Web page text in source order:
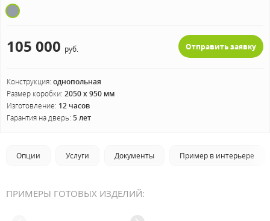
105 000 руб. Отправить заявку
Конструкция: однопольная
Размер коробки: 2050 х 950 мм
Изготовление: 12 часов
Гарантия на дверь: 5 лет
Опции Услуги Документы Пример в интерьере
ПРИМЕРЫ ГОТОВЫХ ИЗДЕЛИЙ: